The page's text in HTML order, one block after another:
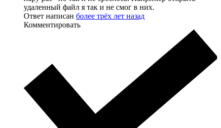
удаленный файл я так и не смог в них.
Ответ написан более трёх лет назад
Комментировать